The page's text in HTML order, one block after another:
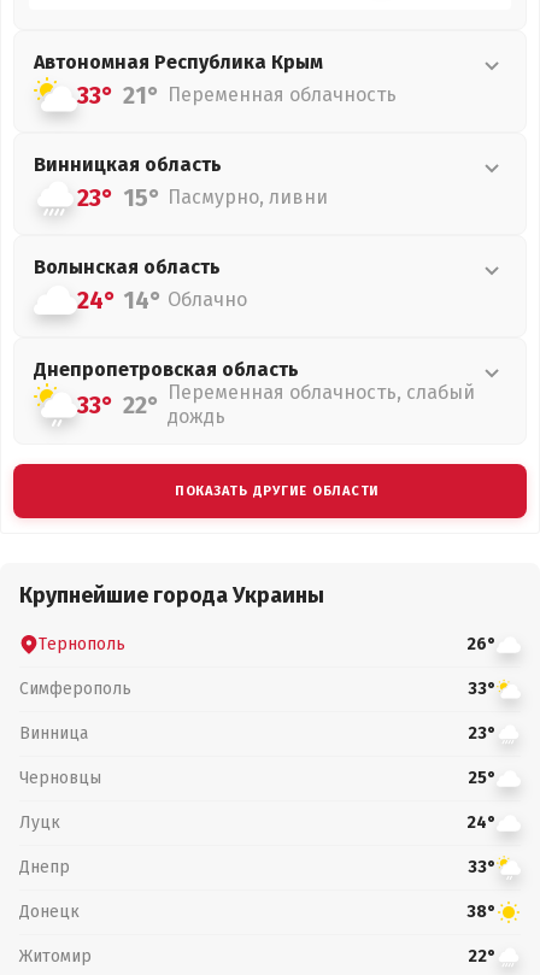
Автономная Республика Крым
33° 21° Переменная облачность
Винницкая область
23° 15° Пасмурно, ливни
Волынская область
24° 14° Облачно
Днепропетровская область
33° 22° Переменная облачность, слабый
дождь
ПОКАЗАТЬ ДРУГИЕ ОБЛАСТИ
Крупнейшие города Украины
Тернополь 26°
Симферополь 33°
Винница 23°
Черновцы 25°
Луцк 24°
Днепр 33°
Донецк 38°
Житомир 22°